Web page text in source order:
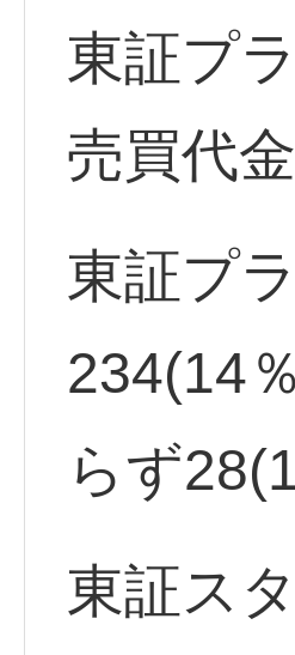
東証プ
売買代
東証プ
234(14
らず
東証ス